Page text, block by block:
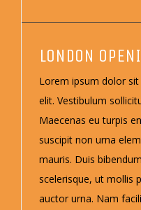
LONDON
Lorem ipsum dolor
elit. Vestibulum
Maecenas eu turpis
suscipit non urna
mauris. Duis
scelerisque, ut mollis
auctor urna. Nam